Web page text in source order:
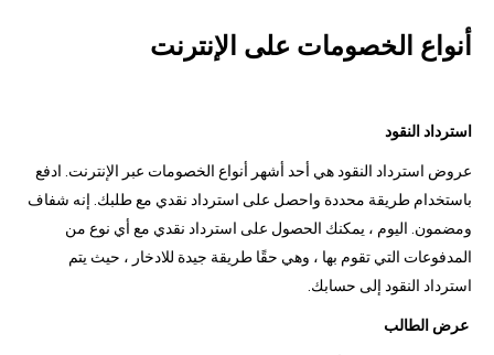
أنواع الخصومات على الإنترنت
استرداد النقود
عروض استرداد النقود هي أحد أشهر أنواع الخصومات عبر الإنترنت. ادفع
باستخدام طريقة محددة واحصل على استرداد نقدي مع طلبك. إنه شفاف
ومضمون. اليوم ، يمكنك الحصول على استرداد نقدي مع أي نوع من
المدفوعات التي تقوم بها ، وهي حقًا طريقة جيدة للادخار ، حيث يتم
استرداد النقود إلى حسابك.
عرض الطالب